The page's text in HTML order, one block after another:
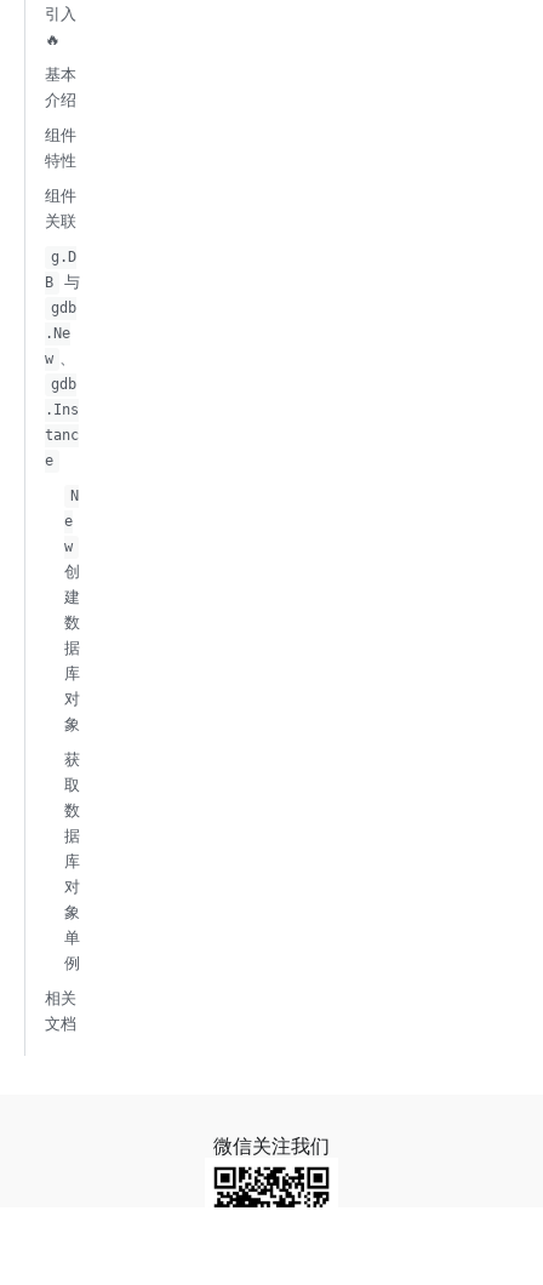
引入
🔥
基本
介绍
组件
特性
组件
关联
g.D
B
与
gdb
.Ne
w 、
gdb
.Ins
tanc
e
N
e
w
创
建
数
据
库
对
象
获
取
数
据
库
对
象
单
例
相关
文档
微信关注我们